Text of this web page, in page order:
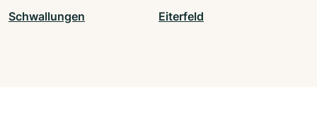
Schwallungen Eiterfeld